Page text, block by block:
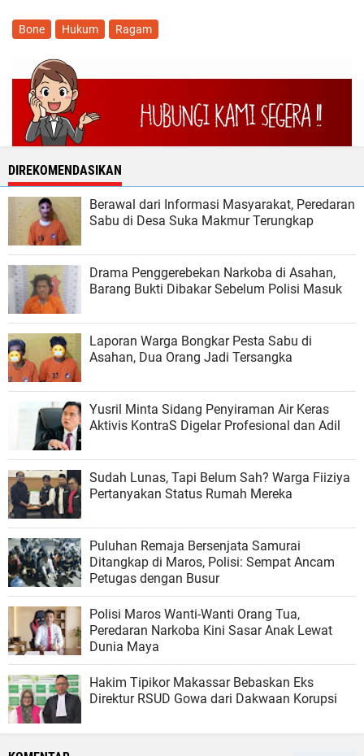
Bone Hukum Ragam
DIREKOMENDASIKAN
Berawal dari Informasi Masyarakat, Peredaran
Sabu di Desa Suka Makmur Terungkap
Drama Penggerebekan Narkoba di Asahan,
Barang Bukti Dibakar Sebelum Polisi Masuk
Laporan Warga Bongkar Pesta Sabu di
Asahan, Dua Orang Jadi Tersangka
Yusril Minta Sidang Penyiraman Air Keras
Aktivis KontraS Digelar Profesional dan Adil
Sudah Lunas, Tapi Belum Sah? Warga Fiiziya
Pertanyakan Status Rumah Mereka
Puluhan Remaja Bersenjata Samurai
Ditangkap di Maros, Polisi: Sempat Ancam
Petugas dengan Busur
Polisi Maros Wanti-Wanti Orang Tua,
Peredaran Narkoba Kini Sasar Anak Lewat
Dunia Maya
Hakim Tipikor Makassar Bebaskan Eks
Direktur RSUD Gowa dari Dakwaan Korupsi